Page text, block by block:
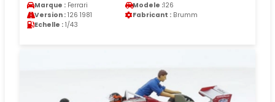
Marque : Ferrari Modele :126
Version : 126 1981 Fabricant : Brumm
Echelle : 1/43